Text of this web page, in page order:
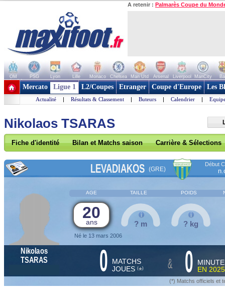
A retenir : Palmarès Coupe du
OM PSG Lyon Lille Monaco Chelsea Man Utd Arsenal Liverpool ManCity
+ de clubs
Mercato Ligue 1 L2/Coupes Etranger Coupe d'Europe Les
Actualité | Résultats & Classement | Buteurs | Calendrier |
Nikolaos TSARAS
Fiche d'identité Bilan et Matchs saison Carrière & Sélections
LEVADIAKOS (GRE)
Début
AGE TAILLE POIDS
20
ans
Né le 13 mars 2006
? m ? kg
Nikolaos
TSARAS
0 MATCHS
JOUES (*) & 0
EN
(*) Matchs officiels et